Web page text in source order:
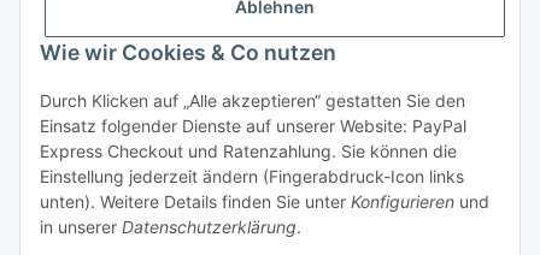
Ablehnen
Wie wir Cookies & Co nutzen
Durch Klicken auf „Alle akzeptieren“ gestatten Sie den
Einsatz folgender Dienste auf unserer Website: PayPal
Express Checkout und Ratenzahlung. Sie können die
Einstellung jederzeit ändern (Fingerabdruck-Icon links
unten). Weitere Details finden Sie unter Konfigurieren und
in unserer Datenschutzerklärung.
Gesetzliche Informationen
Vertrag widerrufen